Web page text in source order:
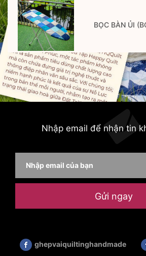
BỌC BÀN ỦI
Nhập email để nhận tin
Gửi ngay
ghepvaiquiltinghandmade